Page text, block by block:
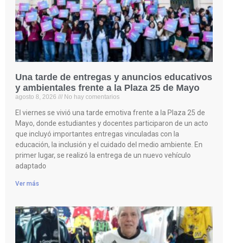
Una tarde de entregas y anuncios educativos
y ambientales frente a la Plaza 25 de Mayo
agosto 8, 2026 No hay comentarios
El viernes se vivió una tarde emotiva frente a la Plaza 25 de
Mayo, donde estudiantes y docentes participaron de un acto
que incluyó importantes entregas vinculadas con la
educación, la inclusión y el cuidado del medio ambiente. En
primer lugar, se realizó la entrega de un nuevo vehículo
adaptado
Ver más